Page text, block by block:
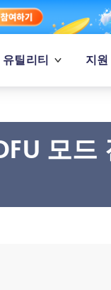
유틸리티 지원
모드